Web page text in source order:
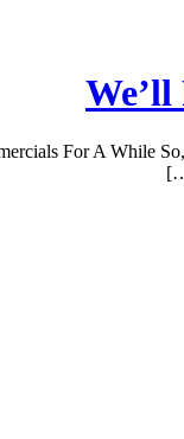
For A While